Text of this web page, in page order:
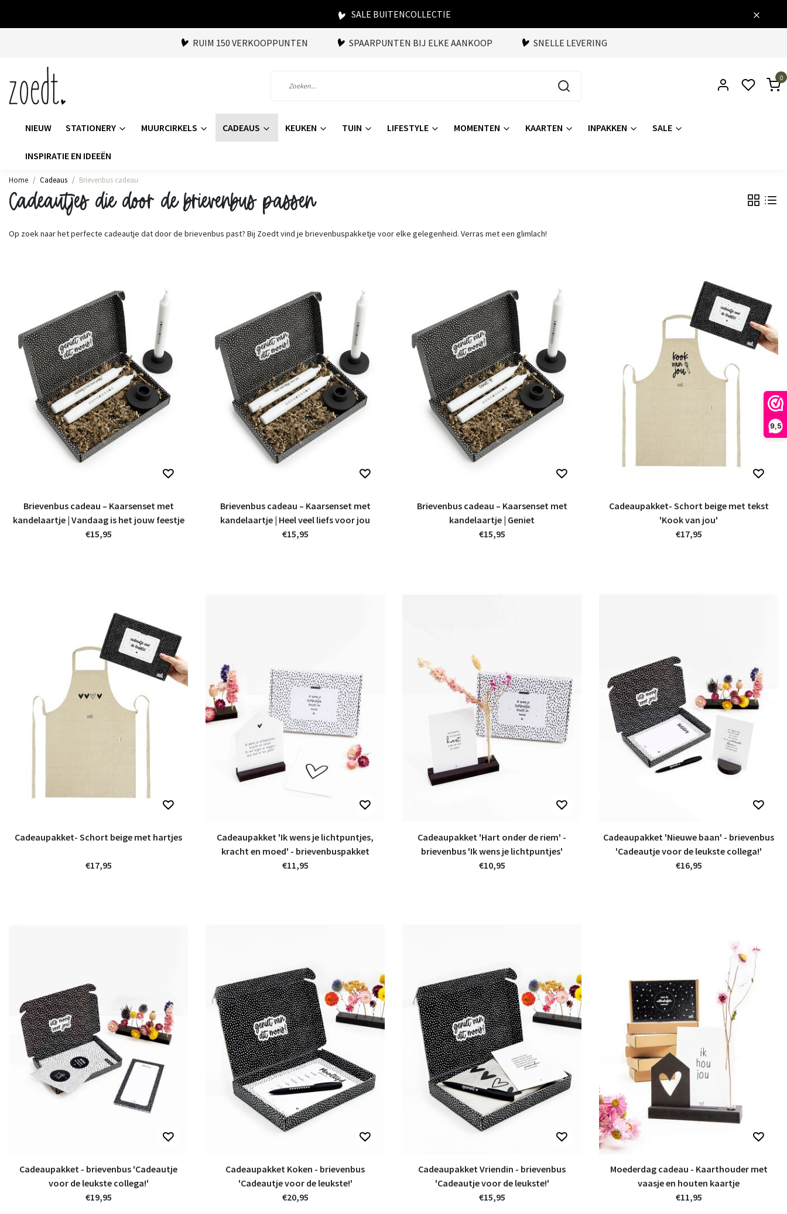
9,5
SALE BUITENCOLLECTIE
RUIM 150 VERKOOPPUNTEN SPAARPUNTEN BIJ ELKE AANKOOP SNELLE LEVERING
0
NIEUW STATIONERY MUURCIRKELS CADEAUS KEUKEN TUIN LIFESTYLE MOMENTEN KAARTEN INPAKKEN SALE
INSPIRATIE EN IDEEËN
Home Cadeaus Brievenbus cadeau
Cadeautjes die door de brievenbus passen
Op zoek naar het perfecte cadeautje dat door de brievenbus past? Bij Zoedt vind je brievenbuspakketje voor elke gelegenheid. Verras met een glimlach!
Brievenbus cadeau – Kaarsenset met
kandelaartje | Vandaag is het jouw feestje
€15,95
Brievenbus cadeau – Kaarsenset met
kandelaartje | Heel veel liefs voor jou
€15,95
Brievenbus cadeau – Kaarsenset met
kandelaartje | Geniet
€15,95
Cadeaupakket- Schort beige met tekst
'Kook van jou'
€17,95
Cadeaupakket- Schort beige met hartjes
€17,95
Cadeaupakket 'Ik wens je lichtpuntjes,
kracht en moed' - brievenbuspakket
€11,95
Cadeaupakket 'Hart onder de riem' -
brievenbus 'Ik wens je lichtpuntjes'
€10,95
Cadeaupakket 'Nieuwe baan' - brievenbus
'Cadeautje voor de leukste collega!'
€16,95
Cadeaupakket - brievenbus 'Cadeautje
voor de leukste collega!'
€19,95
Cadeaupakket Koken - brievenbus
'Cadeautje voor de leukste!'
€20,95
Cadeaupakket Vriendin - brievenbus
'Cadeautje voor de leukste!'
€15,95
Moederdag cadeau - Kaarthouder met
vaasje en houten kaartje
€11,95